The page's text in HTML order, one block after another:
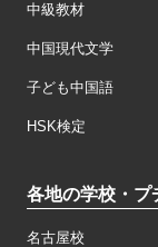
中級教材
中国現代文学
子ども中国語
HSK検定
各地の学校・プ
名古屋校